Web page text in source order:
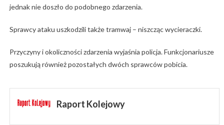
jednak nie doszło do podobnego zdarzenia.
Sprawcy ataku uszkodzili także tramwaj – niszcząc wycieraczki.
Przyczyny i okoliczności zdarzenia wyjaśnia policja. Funkcjonariusze
poszukują również pozostałych dwóch sprawców pobicia.
Raport Kolejowy